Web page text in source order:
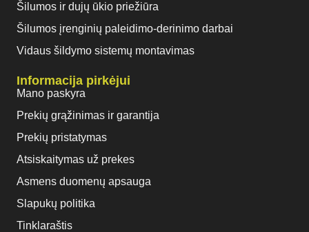
Šilumos ir dujų ūkio priežiūra
Šilumos įrenginių paleidimo-derinimo darbai
Vidaus šildymo sistemų montavimas
Informacija pirkėjui
Mano paskyra
Prekių grąžinimas ir garantija
Prekių pristatymas
Atsiskaitymas už prekes
Asmens duomenų apsauga
Slapukų politika
Tinklaraštis